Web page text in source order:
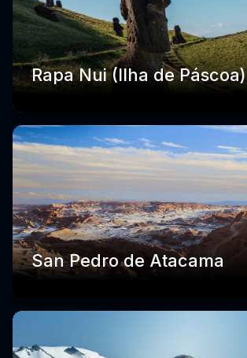
Rapa Nui (Ilha de Páscoa)
San Pedro de Atacama